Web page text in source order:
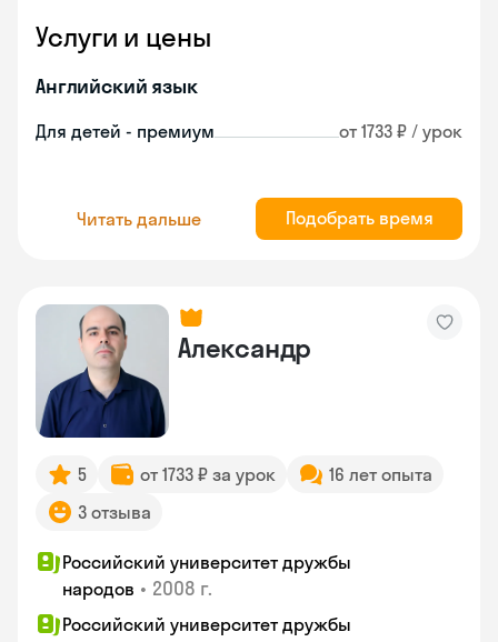
Услуги и цены
Английский язык
Для детей - премиум от 1733 ₽ / урок
Читать дальше Подобрать время
Александр
5 от 1733 ₽ за урок
16 лет опыта
3 отзыва
Российский университет дружбы
народов • 2008 г.
Российский университет дружбы